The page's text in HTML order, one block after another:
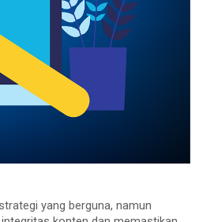
yang berguna, namun